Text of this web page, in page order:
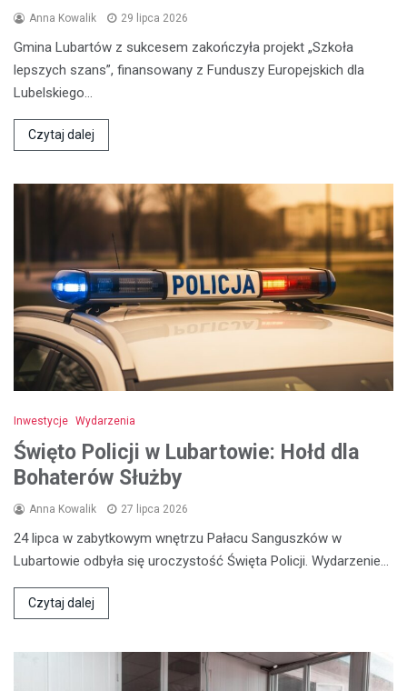
Anna Kowalik 29 lipca 2026
Gmina Lubartów z sukcesem zakończyła projekt „Szkoła
lepszych szans”, finansowany z Funduszy Europejskich dla
Lubelskiego…
Czytaj dalej
Inwestycje Wydarzenia
Święto Policji w Lubartowie: Hołd dla
Bohaterów Służby
Anna Kowalik 27 lipca 2026
24 lipca w zabytkowym wnętrzu Pałacu Sanguszków w
Lubartowie odbyła się uroczystość Święta Policji. Wydarzenie…
Czytaj dalej